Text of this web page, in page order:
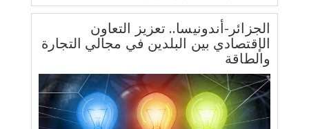
الجزائر-أندونيسا.. تعزيز التعاون
الإقتصادي بين البلدين في مجالي التجارة
والطاقة